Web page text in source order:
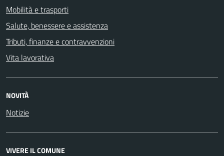
Mobilità e trasporti
Salute, benessere e assistenza
Tributi, finanze e contravvenzioni
Vita lavorativa
NOVITÀ
Notizie
VIVERE IL COMUNE